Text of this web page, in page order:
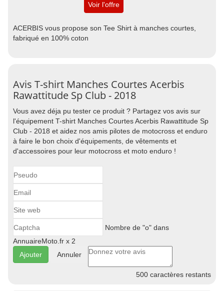
Voir l'offre
ACERBIS vous propose son Tee Shirt à manches courtes,
fabriqué en 100% coton
Avis T-shirt Manches Courtes Acerbis
Rawattitude Sp Club - 2018
Vous avez déja pu tester ce produit ? Partagez vos avis sur
l'équipement T-shirt Manches Courtes Acerbis Rawattitude Sp
Club - 2018 et aidez nos amis pilotes de motocross et enduro
à faire le bon choix d'équipements, de vêtements et
d'accessoires pour leur motocross et moto enduro !
Nombre de "o" dans
AnnuaireMoto.fr x 2
Annuler
500 caractères restants